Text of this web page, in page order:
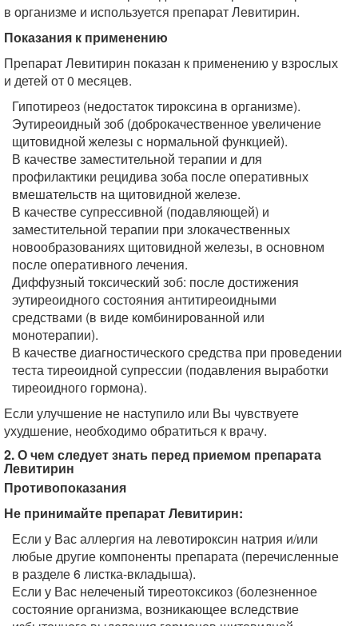
в организме и используется препарат Левитирин.
Показания к применению
Препарат Левитирин показан к применению у взрослых
и детей от 0 месяцев.
Гипотиреоз (недостаток тироксина в организме).
Эутиреоидный зоб (доброкачественное увеличение
щитовидной железы с нормальной функцией).
В качестве заместительной терапии и для
профилактики рецидива зоба после оперативных
вмешательств на щитовидной железе.
В качестве супрессивной (подавляющей) и
заместительной терапии при злокачественных
новообразованиях щитовидной железы, в основном
после оперативного лечения.
Диффузный токсический зоб: после достижения
эутиреоидного состояния антитиреоидными
средствами (в виде комбинированной или
монотерапии).
В качестве диагностического средства при проведении
теста тиреоидной супрессии (подавления выработки
тиреоидного гормона).
Если улучшение не наступило или Вы чувствуете
ухудшение, необходимо обратиться к врачу.
2. О чем следует знать перед приемом препарата
Левитирин
Противопоказания
Не принимайте препарат Левитирин:
Если у Вас аллергия на левотироксин натрия и/или
любые другие компоненты препарата (перечисленные
в разделе 6 листка-вкладыша).
Если у Вас нелеченый тиреотоксикоз (болезненное
состояние организма, возникающее вследствие